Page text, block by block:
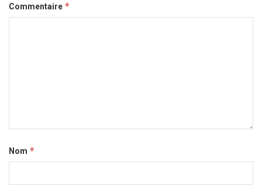
Commentaire *
Nom *